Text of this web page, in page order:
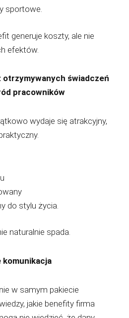
sportowe.
generuje koszty, ale nie
efektów.
świadczeń
pracowników
wydaje się atrakcyjny,
do stylu życia.
naturalnie spada.
w samym pakiecie
jakie benefity firma